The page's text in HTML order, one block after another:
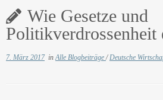
Inhalt
springen
Wie Gesetze und
Politikverdrossenheit
7. März 2017inAlle Blogbeiträge/Deutsche